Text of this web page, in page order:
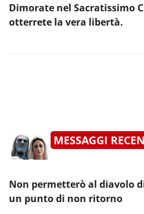
Dimorate nel Sacratissimo
otterrete la vera libertà.
MESSAGGI
Non permetterò al diavolo
un punto di non ritorno